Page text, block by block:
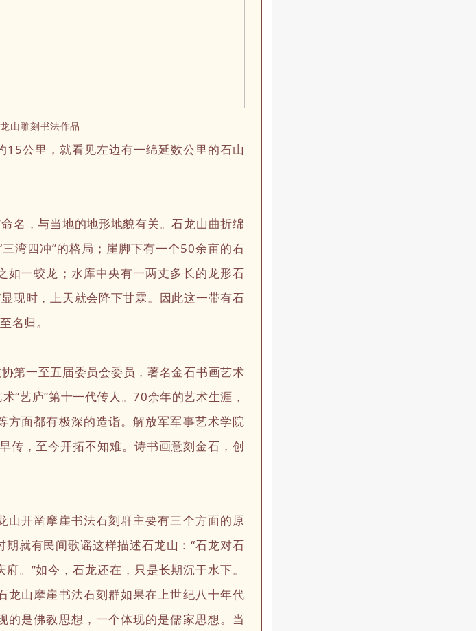
山雕刻书法作品
15公里，就看见左边有一绵延数公里的石山
，与当地的地形地貌有关。石龙山曲折绵
湾四冲”的格局；崖脚下有一个50余亩的石
如一蛟龙；水库中央有一两丈多长的龙形石
现时，上天就会降下甘霖。因此这一带有石
名归。
一至五届委员会委员，著名金石书画艺术
“艺庐”第十一代传人。70余年的艺术生涯，
方面都有极深的造诣。解放军军事艺术学院
传，至今开拓不知难。诗书画意刻金石，创
开凿摩崖书法石刻群主要有三个方面的原
就有民间歌谣这样描述石龙山：“石龙对石
。”如今，石龙还在，只是长期沉于水下。
龙山摩崖书法石刻群如果在上世纪八十年代
是佛教思想，一个体现的是儒家思想。当